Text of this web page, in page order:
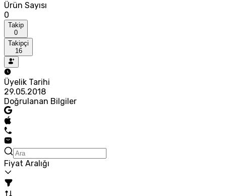
Ürün Sayısı
0
Takip
0
Takipçi
16
Üyelik Tarihi
29.05.2018
Doğrulanan Bilgiler
Fiyat Aralığı